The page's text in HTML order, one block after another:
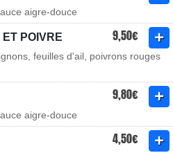
aigre-douce
POIVRE 9,50€
feuilles d'ail, poivrons rouges
9,80€
aigre-douce
4,50€